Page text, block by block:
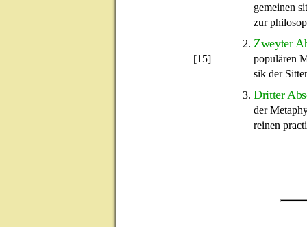
gemeinen
zur
2. Zweyter
[15]
populären
sik der
3. Dritter
der
reinen